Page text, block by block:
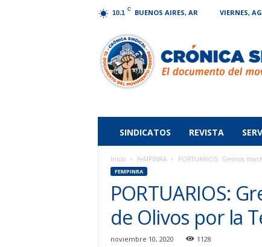
10.1 C BUENOS AIRES, AR VIERNES,
Sindical
SINDICATOS REVISTA
Inicio FeMPINRA PORTUARIOS: Gremios
FEMPINRA
PORTUARIOS:
de Olivos por la
noviembre 10, 2020 1128